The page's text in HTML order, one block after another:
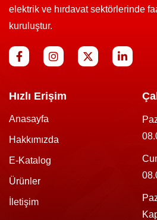
elektrik ve hırdavat sektörlerinde
kuruluştur.
Hızlı Erişim
Anasayfa
Hakkımızda
E-Katalog
Ürünler
İletişim